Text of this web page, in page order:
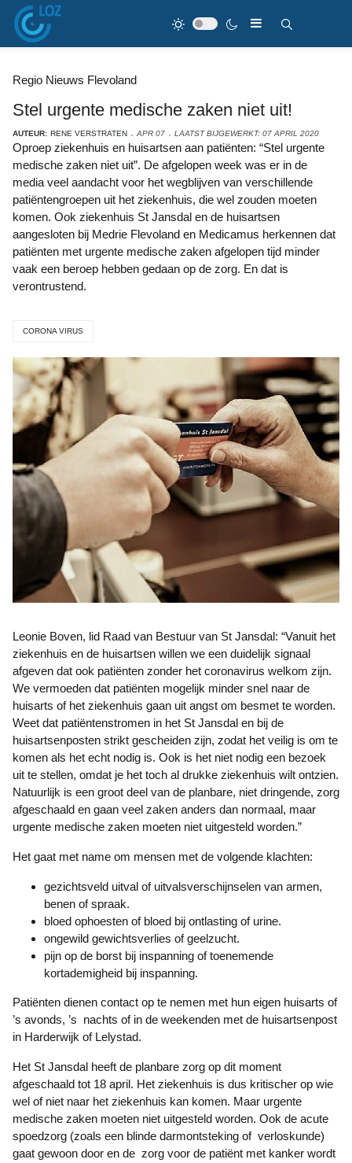
Regio Nieuws Flevoland
Stel urgente medische zaken niet uit!
AUTEUR: RENE VERSTRATEN APR 07 LAATST BIJGEWERKT: 07 APRIL 2020
Oproep ziekenhuis en huisartsen aan patiënten: “Stel urgente
medische zaken niet uit”. De afgelopen week was er in de
media veel aandacht voor het wegblijven van verschillende
patiëntengroepen uit het ziekenhuis, die wel zouden moeten
komen. Ook ziekenhuis St Jansdal en de huisartsen
aangesloten bij Medrie Flevoland en Medicamus herkennen dat
patiënten met urgente medische zaken afgelopen tijd minder
vaak een beroep hebben gedaan op de zorg. En dat is
verontrustend.
CORONA VIRUS
Leonie Boven, lid Raad van Bestuur van St Jansdal: “Vanuit het
ziekenhuis en de huisartsen willen we een duidelijk signaal
afgeven dat ook patiënten zonder het coronavirus welkom zijn.
We vermoeden dat patiënten mogelijk minder snel naar de
huisarts of het ziekenhuis gaan uit angst om besmet te worden.
Weet dat patiëntenstromen in het St Jansdal en bij de
huisartsenposten strikt gescheiden zijn, zodat het veilig is om te
komen als het echt nodig is. Ook is het niet nodig een bezoek
uit te stellen, omdat je het toch al drukke ziekenhuis wilt ontzien.
Natuurlijk is een groot deel van de planbare, niet dringende, zorg
afgeschaald en gaan veel zaken anders dan normaal, maar
urgente medische zaken moeten niet uitgesteld worden.”
Het gaat met name om mensen met de volgende klachten:
gezichtsveld uitval of uitvalsverschijnselen van armen,
benen of spraak.
bloed ophoesten of bloed bij ontlasting of urine.
ongewild gewichtsverlies of geelzucht.
pijn op de borst bij inspanning of toenemende
kortademigheid bij inspanning.
Patiënten dienen contact op te nemen met hun eigen huisarts of
’s avonds, ’s nachts of in de weekenden met de huisartsenpost
in Harderwijk of Lelystad.
Het St Jansdal heeft de planbare zorg op dit moment
afgeschaald tot 18 april. Het ziekenhuis is dus kritischer op wie
wel of niet naar het ziekenhuis kan komen. Maar urgente
medische zaken moeten niet uitgesteld worden. Ook de acute
spoedzorg (zoals een blinde darmontsteking of verloskunde)
gaat gewoon door en de zorg voor de patiënt met kanker wordt